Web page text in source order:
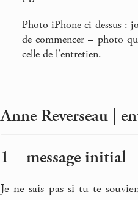
Photo iPhone ci-dessus :
de commencer – photo
celle de l’entretien.
Anne Reverseau |
1 – message initial
Je ne sais pas si tu te